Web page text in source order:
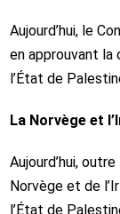
Aujourd’hui, le
en approuvant
l’État de
La Norvège et
Aujourd’hui,
Norvège et de
l’État de